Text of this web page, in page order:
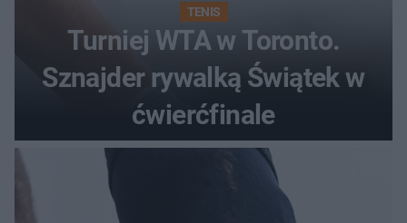
TENIS
Turniej WTA w Toronto.
Sznajder rywalką Świątek w
ćwierćfinale